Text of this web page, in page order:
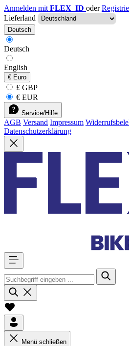
Anmelden mit FLEX_ID oder
Lieferland
Deutsch
Deutsch
English
€ Euro
£ GBP
€ EUR
Service/Hilfe
AGB Versand Impressum
Datenschutzerklärung
Menü schließen